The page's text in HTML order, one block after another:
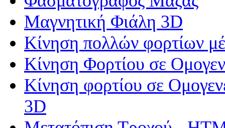
Μαγνητική Φιάλη 3D
Κίνηση πολλών φορτίων
Κίνηση Φορτίου σε
Κίνηση φορτίου σε
3D